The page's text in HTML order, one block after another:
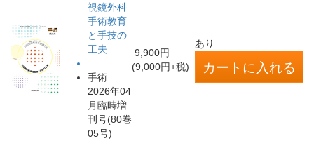
視鏡外科
手術教育
と手技の
工夫
手術
2026年04
月臨時増
刊号(80巻
05号)
9,900円
(9,000円+税)
あり